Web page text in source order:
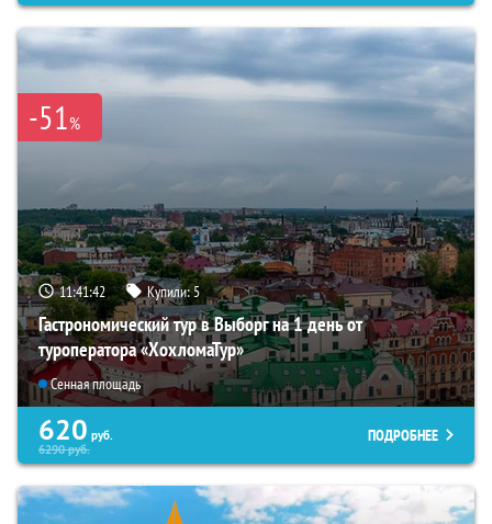
-51%
11:41:40 Купили:5
Гастрономический тур в Выборг на 1 день от
туроператора «ХохломаТур»
Сенная площадь
620 руб.
6290руб.
ПОДРОБНЕЕ